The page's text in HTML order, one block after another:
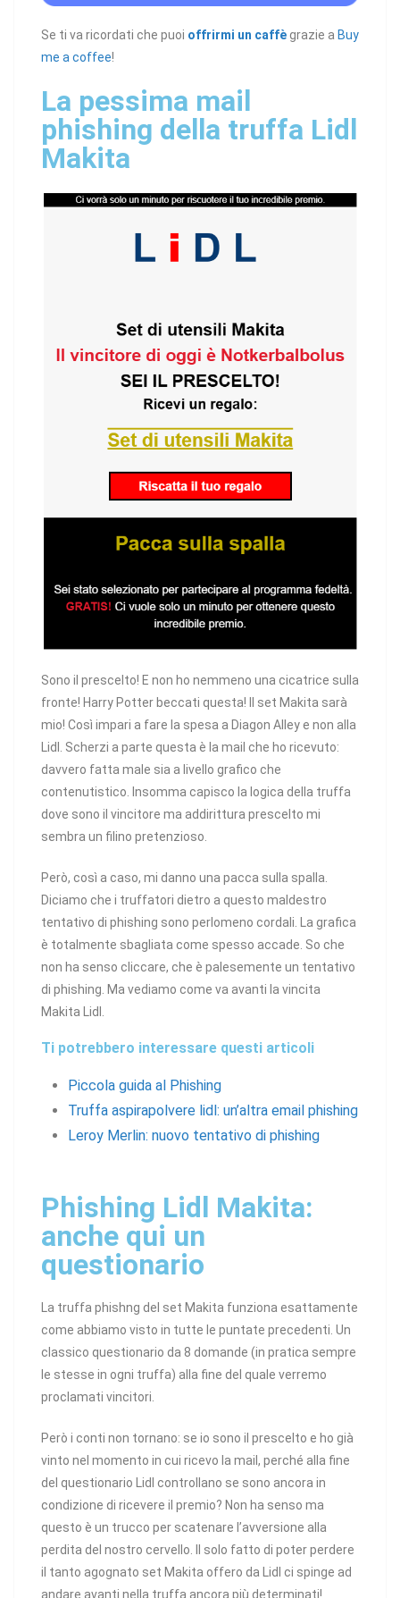
Se ti va ricordati che puoi offrirmi un caffè grazie a Buy
me a coffee!
La pessima mail
phishing della truffa Lidl
Makita
Sono il prescelto! E non ho nemmeno una cicatrice sulla
fronte! Harry Potter beccati questa! Il set Makita sarà
mio! Così impari a fare la spesa a Diagon Alley e non alla
Lidl. Scherzi a parte questa è la mail che ho ricevuto:
davvero fatta male sia a livello grafico che
contenutistico. Insomma capisco la logica della truffa
dove sono il vincitore ma addirittura prescelto mi
sembra un filino pretenzioso.
Però, così a caso, mi danno una pacca sulla spalla.
Diciamo che i truffatori dietro a questo maldestro
tentativo di phishing sono perlomeno cordali. La grafica
è totalmente sbagliata come spesso accade. So che
non ha senso cliccare, che è palesemente un tentativo
di phishing. Ma vediamo come va avanti la vincita
Makita Lidl.
Ti potrebbero interessare questi articoli
Piccola guida al Phishing
Truffa aspirapolvere lidl: un’altra email phishing
Leroy Merlin: nuovo tentativo di phishing
Phishing Lidl Makita:
anche qui un
questionario
La truffa phishng del set Makita funziona esattamente
come abbiamo visto in tutte le puntate precedenti. Un
classico questionario da 8 domande (in pratica sempre
le stesse in ogni truffa) alla fine del quale verremo
proclamati vincitori.
Però i conti non tornano: se io sono il prescelto e ho già
vinto nel momento in cui ricevo la mail, perché alla fine
del questionario Lidl controllano se sono ancora in
condizione di ricevere il premio? Non ha senso ma
questo è un trucco per scatenare l’avversione alla
perdita del nostro cervello. Il solo fatto di poter perdere
il tanto agognato set Makita offero da Lidl ci spinge ad
andare avanti nella truffa ancora più determinati!